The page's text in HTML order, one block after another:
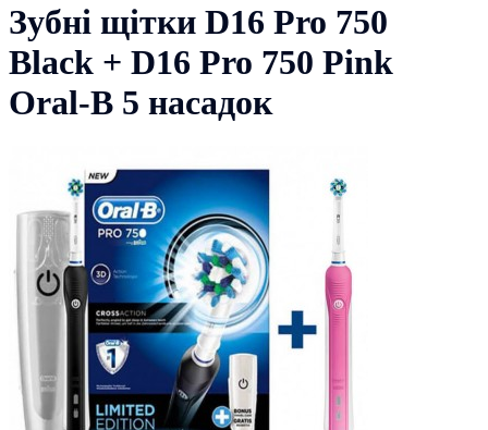
Зубні щітки D16 Pro 750
Black + D16 Pro 750 Pink
Oral-B 5 насадок